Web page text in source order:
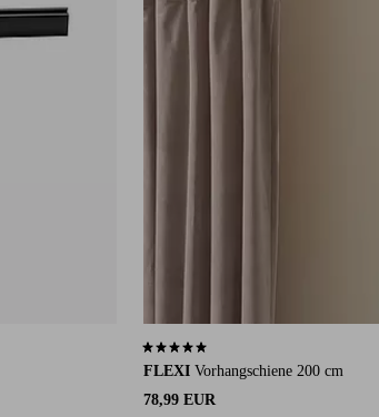
FLEXI Vorhangschiene 200 cm
78,99 EUR
5,0 basierend auf 2 Bewertungen